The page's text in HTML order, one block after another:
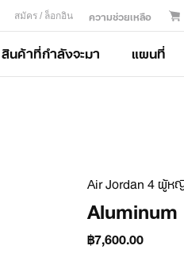
สมัคร / ล็อกอิน ความช่วยเหลือ
สินค้าที่กำลังจะมา แผนที่
Air Jordan 4 ผู้ห
Aluminum
฿7,600.00